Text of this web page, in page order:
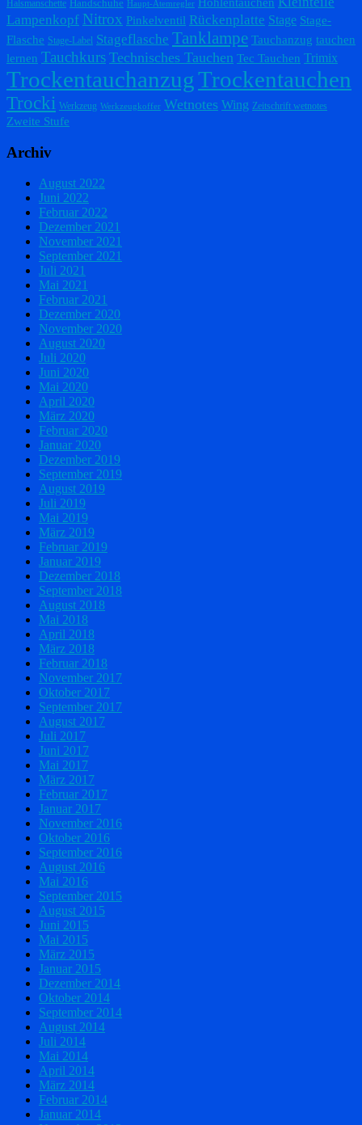
Halsmanschette Handschuhe Haupt-Atemregler
Lampenkopf Nitrox Pinkelventil Rückenplatte Stage Stage-
Flasche Stage-Label Stageflasche Tanklampe Tauchanzug tauchen
lernen Tauchkurs Technisches Tauchen Tec Tauchen Trimix
TrockentauchanzugTrockentauchen
Trocki Werkzeug Werkzeugkoffer Wetnotes Wing Zeitschrift wetnotes
Zweite Stufe
Archiv
August 2022
Juni 2022
Februar 2022
Dezember 2021
November 2021
September 2021
Juli 2021
Mai 2021
Februar 2021
Dezember 2020
November 2020
August 2020
Juli 2020
Juni 2020
Mai 2020
April 2020
März 2020
Februar 2020
Januar 2020
Dezember 2019
September 2019
August 2019
Juli 2019
Mai 2019
März 2019
Februar 2019
Januar 2019
Dezember 2018
September 2018
August 2018
Mai 2018
April 2018
März 2018
Februar 2018
November 2017
Oktober 2017
September 2017
August 2017
Juli 2017
Juni 2017
Mai 2017
März 2017
Februar 2017
Januar 2017
November 2016
Oktober 2016
September 2016
August 2016
Mai 2016
September 2015
August 2015
Juni 2015
Mai 2015
März 2015
Januar 2015
Dezember 2014
Oktober 2014
September 2014
August 2014
Juli 2014
Mai 2014
April 2014
März 2014
Februar 2014
Januar 2014